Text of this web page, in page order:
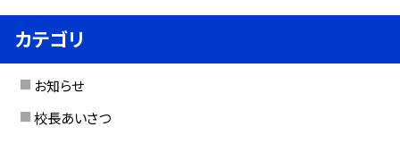
カテゴリ
お知らせ
校長あいさつ